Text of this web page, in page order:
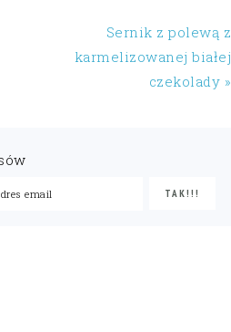
Sernik z polewą z
karmelizowanej białej
czekolady »